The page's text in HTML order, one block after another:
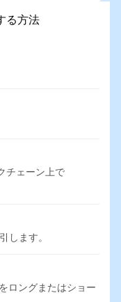
方法
チェーン上で
します。
ロングまたはショー